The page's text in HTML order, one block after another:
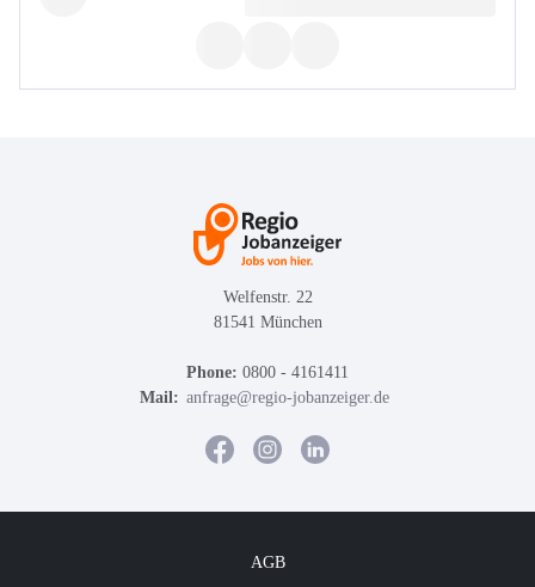
Welfenstr. 22
81541 München
Phone: 0800 - 4161411
Mail: anfrage@regio-jobanzeiger.de
AGB